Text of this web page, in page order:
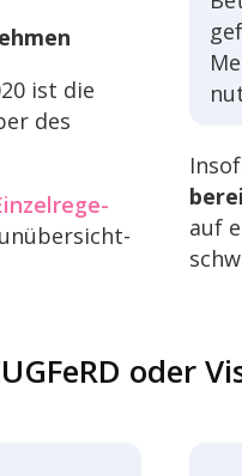
ist die
des
auf
oder